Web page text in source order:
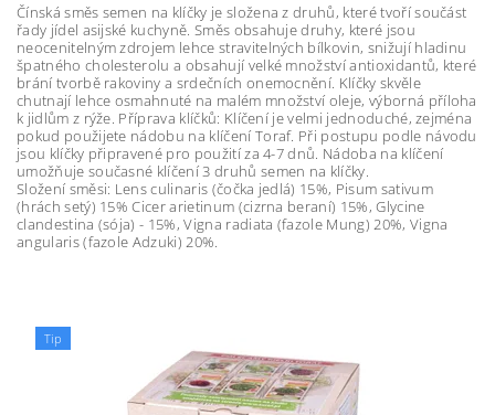
Čínská směs semen na klíčky je složena z druhů, které tvoří součást
řady jídel asijské kuchyně. Směs obsahuje druhy, které jsou
neocenitelným zdrojem lehce stravitelných bílkovin, snižují hladinu
špatného cholesterolu a obsahují velké množství antioxidantů, které
brání tvorbě rakoviny a srdečních onemocnění. Klíčky skvěle
chutnají lehce osmahnuté na malém množství oleje, výborná příloha
k jidlům z rýže. Příprava klíčků: Klíčení je velmi jednoduché, zejména
pokud použijete nádobu na klíčení Toraf. Při postupu podle návodu
jsou klíčky připravené pro použití za 4-7 dnů. Nádoba na klíčení
umožňuje současné klíčení 3 druhů semen na klíčky.
Složení směsi: Lens culinaris (čočka jedlá) 15%, Pisum sativum
(hrách setý) 15% Cicer arietinum (cizrna beraní) 15%, Glycine
clandestina (sója) - 15%, Vigna radiata (fazole Mung) 20%, Vigna
angularis (fazole Adzuki) 20%.
Tip